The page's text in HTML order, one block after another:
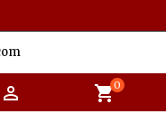
 shopping_cart0